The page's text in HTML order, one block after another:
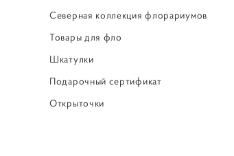
Северная коллекция флорариумов
Товары для фло
Шкатулки
Подарочный сертификат
Открыточки